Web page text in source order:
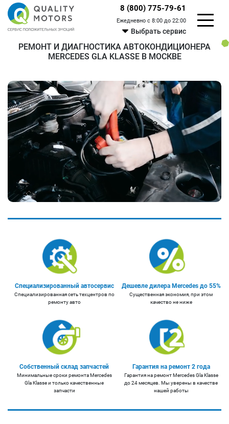
8 (800) 775-79-61
Ежедневно с 8:00 до 22:00
Выбрать сервис
РЕМОНТ И ДИАГНОСТИКА АВТОКОНДИЦИОНЕРА
MERCEDES GLA KLASSE В МОСКВЕ
Специализированный автосервис
Специализированная сеть техцентров по
ремонту авто
Дешевле дилера Mercedes до 55%
Существенная экономия, при этом
качество не ниже
Собственный склад запчастей
Минимальные сроки ремонта Mercedes
Gla Klasse и только качественные
запчасти
Гарантия на ремонт 2 года
Гарантия на ремонт Mercedes Gla Klasse
до 24 месяцев. Мы уверены в качестве
нашей работы